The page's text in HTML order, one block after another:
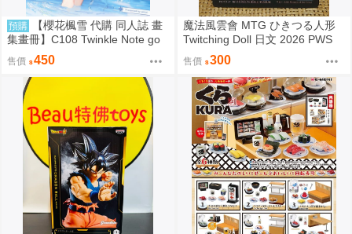
預購
【櫻花楓雪 代購 同人誌 畫
集畫冊】C108 Twinkle Note go
mzi 音乃瀬奏 hololive
售價 450
魔法風雲會 MTG ひきつる人形
Twitching Doll 日文 2026 PWS
參加賞 Promo
售價 300